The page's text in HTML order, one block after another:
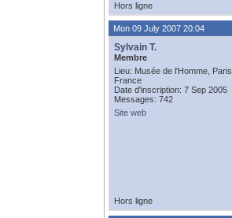
Hors ligne
Mon 09 July 2007 20:04
Sylvain T.
Membre
Lieu: Musée de l'Homme, Paris
France
Date d'inscription: 7 Sep 2005
Messages: 742
Site web
Hors ligne